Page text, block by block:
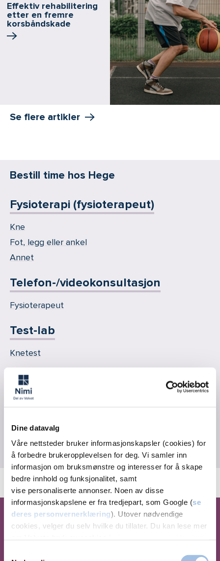
Dine datavalg
Våre nettsteder bruker informasjonskapsler (cookies) for
å forbedre brukeropplevelsen for deg. Vi samler inn
informasjon om bruksmønstre og interesser for å skape
bedre innhold og funksjonalitet, samt
vise personaliserte annonser. Noen av disse
informasjonskapslene er fra tredjepart, som Google (se
deres personvernerklæring). Utover nødvendige
cookies, velger du selv hvilke du tillater. Du kan lese mer
Effektiv rehabilitering
etter en fremre
korsbånd­skade
Se flere artikler
Bestill time hos Hege
Fysioterapi (fysioterapeut)
Kne
Fot, legg eller ankel
Annet
Telefon-/videokonsultasjon
Fysioterapeut
Test-lab
Knetest
Idrettsforsikring (fysioterapi)
Kne
Annet
Telefon-/videokonsultasjon
Hvorfor velge Volvat